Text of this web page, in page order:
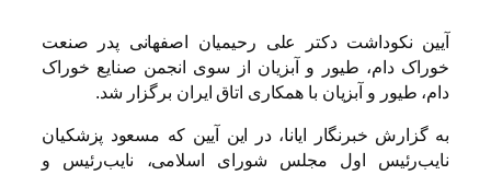
آیین نکوداشت دکتر علی رحیمیان اصفهانی پدر صنعت
خوراک دام، طیور و آبزیان از سوی انجمن صنایع خوراک
دام، طیور و آبزیان با همکاری اتاق ایران برگزار شد.
به گزارش خبرنگار ایانا، در این آیین که مسعود پزشکیان
نایب‌رئیس اول مجلس شورای اسلامی، نایب‌رئیس و